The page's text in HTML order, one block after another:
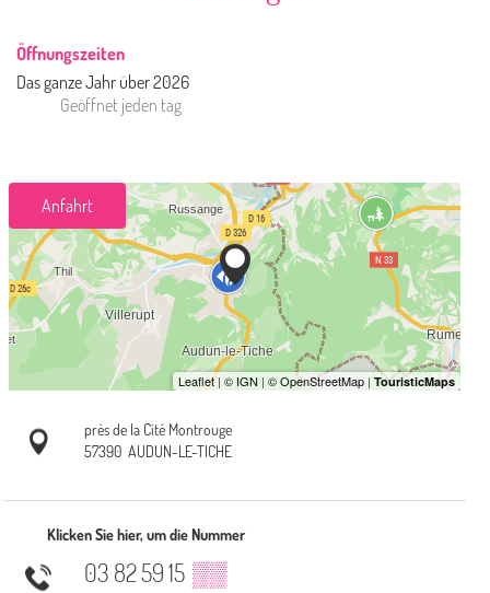
Öffnungszeiten
Das ganze Jahr über 2026
Geöffnet jeden tag
Anfahrt
près de la Cité Montrouge
57390 AUDUN-LE-TICHE
Klicken Sie hier, um die Nummer
03 82 59 15 ▒▒